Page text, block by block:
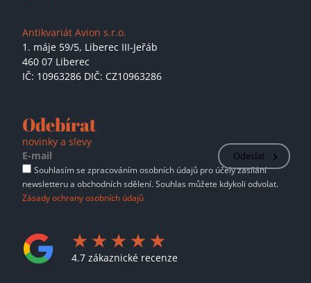
Antikvariát Avion s.r.o.
1. máje 59/5, Liberec III-Jeřáb
460 07 Liberec
IČ: 10963286 DIČ: CZ10963286
Odebírat
novinky a slevy
Odeslat
Souhlasím se zpracováním osobních údajů pro účely zasílání
newsletteru a obchodních sdělení. Souhlas můžete kdykoli odvolat.
Zásady ochrany osobních údajů
4.7 zákaznické recenze